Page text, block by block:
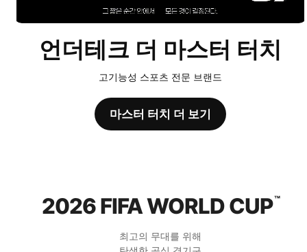
언더테크 더 마스터 터치
고기능성 스포츠 전문 브랜드
마스터 터치 더 보기
2026 FIFA WORLD CUP™
최고의 무대를 위해